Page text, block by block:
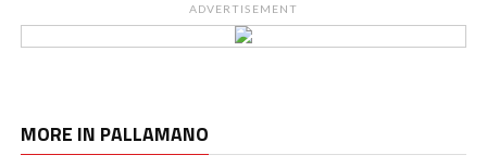
ADVERTISEMENT
MORE IN PALLAMANO